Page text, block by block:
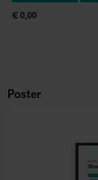
€ 0,00
Poster